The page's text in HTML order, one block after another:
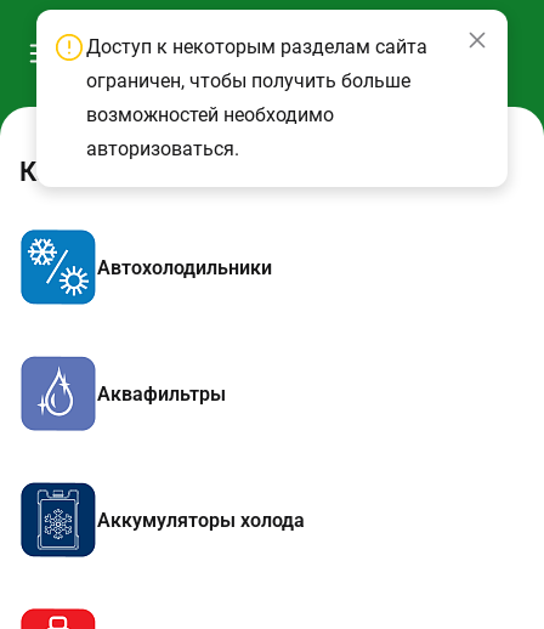
Каталог
Автохолодильники
Аквафильтры
Аккумуляторы холода
Доступ к некоторым разделам сайта
ограничен, чтобы получить больше
возможностей необходимо
авторизоваться.